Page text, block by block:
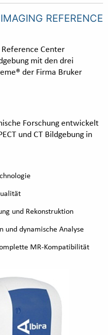
REFERENCE
Center
mit den drei
der Firma Bruker
Forschung entwickelt
und CT Bildgebung in
und Rekonstruktion
dynamische Analyse
MR-Kompatibilität